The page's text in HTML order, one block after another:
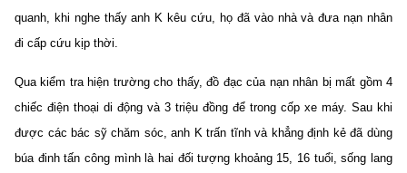
quanh, khi nghe thấy anh K kêu cứu, họ đã vào nhà và đưa nạn nhân
đi cấp cứu kịp thời.
Qua kiểm tra hiện trường cho thấy, đồ đạc của nạn nhân bị mất gồm 4
chiếc điện thoại di động và 3 triệu đồng để trong cốp xe máy. Sau khi
được các bác sỹ chăm sóc, anh K trấn tĩnh và khẳng định kẻ đã dùng
búa đinh tấn công mình là hai đối tượng khoảng 15, 16 tuổi, sống lang